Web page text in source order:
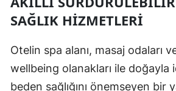
SAĞLIK HIZMETLERI
Otelin spa alanı, masaj odaları
wellbeing olanakları ile doğayla
beden sağlığını önemseyen bir